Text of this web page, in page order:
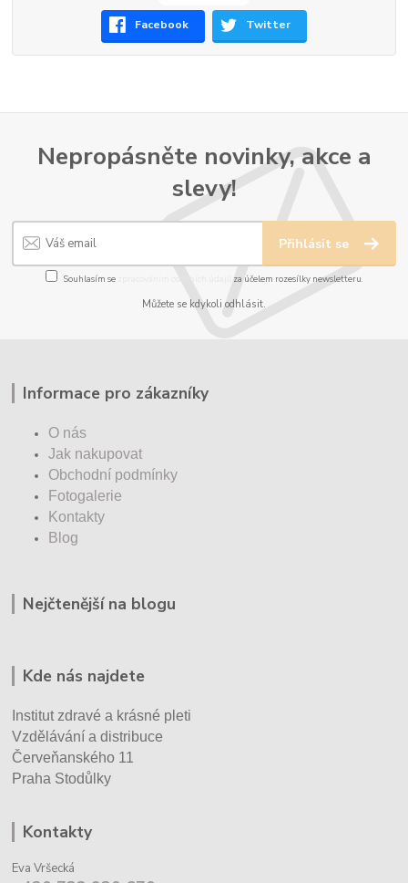
Facebook Twitter
Nepropásněte novinky, akce a
slevy!
Přihlásit se
Souhlasím se za účelem rozesílky newsletteru.
Můžete se kdykoli odhlásit.
Informace pro zákazníky
O nás
Jak nakupovat
Obchodní podmínky
Fotogalerie
Kontakty
Blog
Nejčtenější na blogu
Kde nás najdete
Institut zdravé a krásné pleti
Vzdělávání a distribuce
Červeňanského 11
Praha Stodůlky
Kontakty
Eva Vršecká